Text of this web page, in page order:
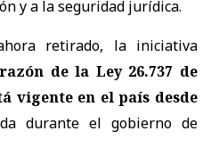
y a la seguridad jurídica.
retirado, la iniciativa
de la Ley 26.737 de
vigente en el país desde
durante el gobierno de